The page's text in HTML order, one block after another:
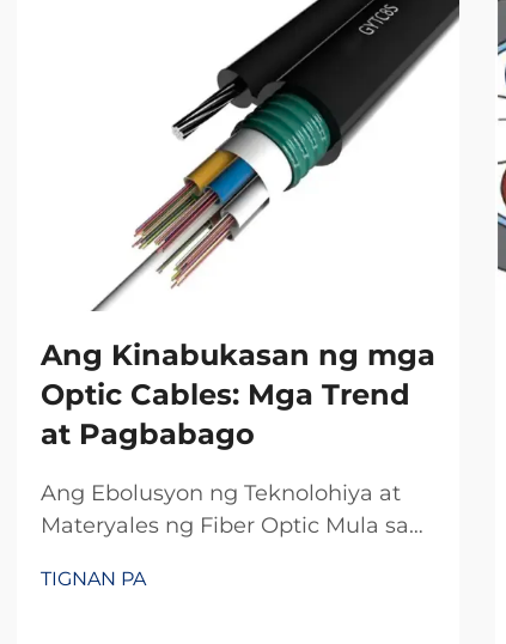
Ang Kinabukasan ng mga
Optic Cables: Mga Trend
at Pagbabago
Ang Ebolusyon ng Teknolohiya at
Materyales ng Fiber Optic Mula sa
Pag-usbong ng Mataas na Bilis ng
TIGNAN PA